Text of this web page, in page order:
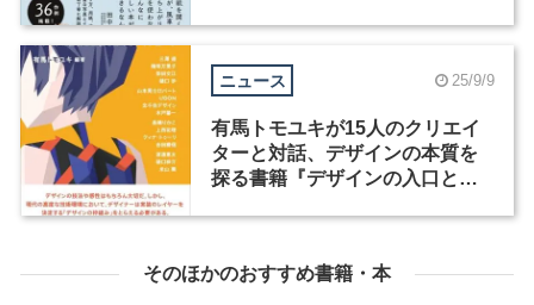
ニュース 25/9/9
有馬トモユキが15人のクリエイ
ターと対話、デザインの本質を
探る書籍『デザインの入口と出
そのほかのおすすめ書籍・本